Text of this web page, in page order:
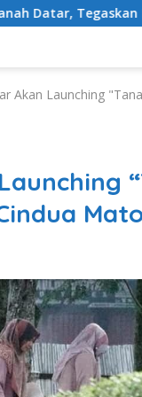
Tegaskan
Akan Launching